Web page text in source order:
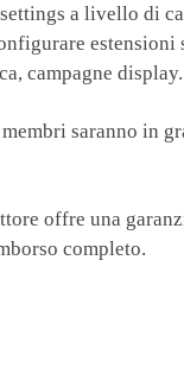
a livello di
campagne display.
saranno
offre una
completo.